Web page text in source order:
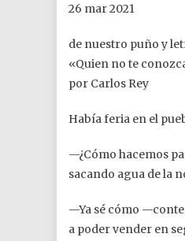
26 mar 2021
de nuestro puño y
«Quien no te
por Carlos Rey
Había feria en el
—¿Cómo hacemos
sacando agua de la
—Ya sé cómo
a poder vender en